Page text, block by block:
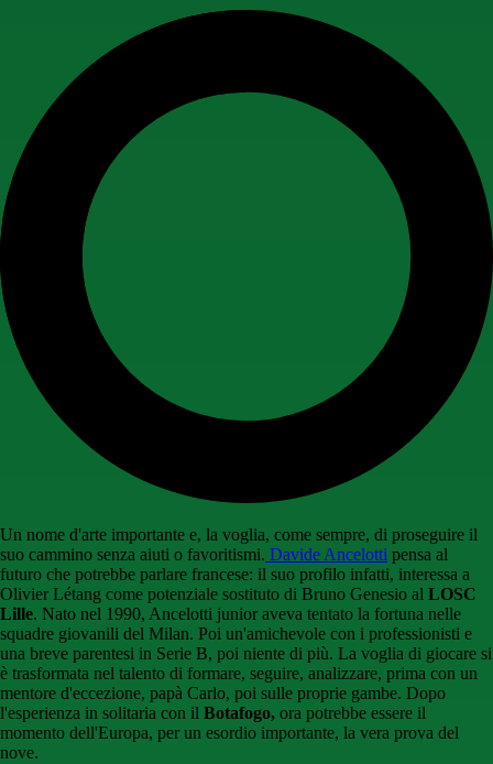
Un nome d'arte importante e, la voglia, come sempre, di proseguire il
suo cammino senza aiuti o favoritismi. Davide Ancelotti pensa al
futuro che potrebbe parlare francese: il suo profilo infatti, interessa a
Olivier Létang come potenziale sostituto di Bruno Genesio al LOSC
Lille. Nato nel 1990, Ancelotti junior aveva tentato la fortuna nelle
squadre giovanili del Milan. Poi un'amichevole con i professionisti e
una breve parentesi in Serie B, poi niente di più. La voglia di giocare si
è trasformata nel talento di formare, seguire, analizzare, prima con un
mentore d'eccezione, papà Carlo, poi sulle proprie gambe. Dopo
l'esperienza in solitaria con il Botafogo, ora potrebbe essere il
momento dell'Europa, per un esordio importante, la vera prova del
nove.